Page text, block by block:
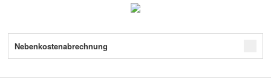
Nebenkostenabrechnung